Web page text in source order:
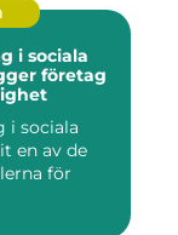
i sociala
företag
i sociala
en av de
för